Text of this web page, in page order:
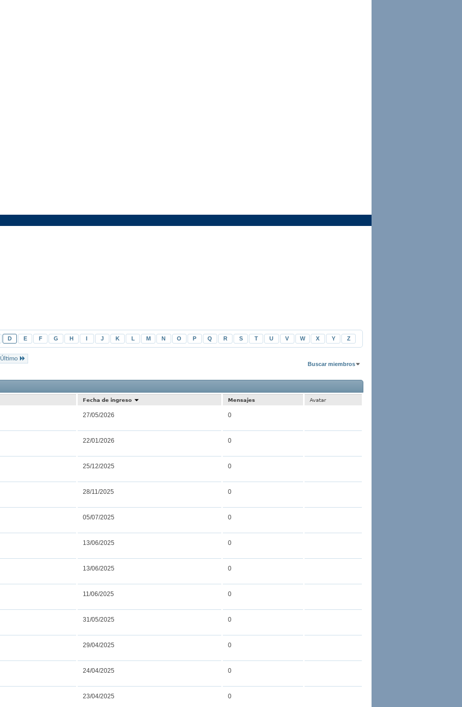
D E F G H I J K L M N O P Q R S T U V W X Y Z
Último
Buscar miembros
Fecha de ingreso Mensajes Avatar
27/05/2026 0
22/01/2026 0
25/12/2025 0
28/11/2025 0
05/07/2025 0
13/06/2025 0
13/06/2025 0
11/06/2025 0
31/05/2025 0
29/04/2025 0
24/04/2025 0
23/04/2025 0